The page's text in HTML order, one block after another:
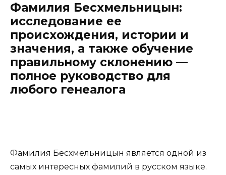
Фамилия Бесхмельницын:
исследование ее
происхождения, истории и
значения, а также обучение
правильному склонению —
полное руководство для
любого генеалога
Фамилия Бесхмельницын является одной из
самых интересных фамилий в русском языке.